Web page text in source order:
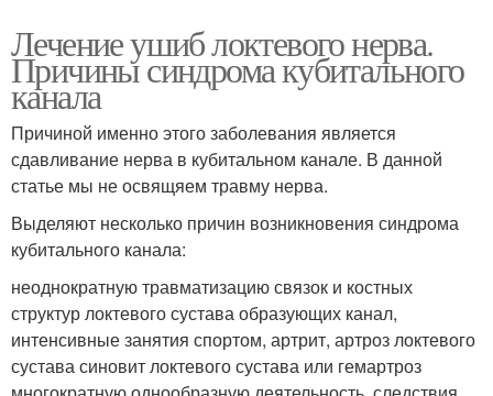
Лечение ушиб локтевого нерва.
Причины синдрома кубитального
канала
Причиной именно этого заболевания является
сдавливание нерва в кубитальном канале. В данной
статье мы не освящяем травму нерва.
Выделяют несколько причин возникновения синдрома
кубитального канала:
неоднократную травматизацию связок и костных
структур локтевого сустава образующих канал,
интенсивные занятия спортом, артрит, артроз локтевого
сустава синовит локтевого сустава или гемартроз